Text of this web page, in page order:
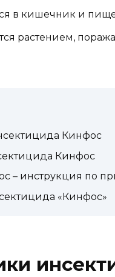
в кишечник и
растением,
Кинфос
Кинфос
– инструкция по
«Кинфос»